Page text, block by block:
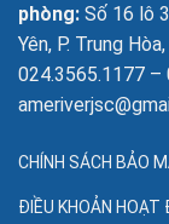
phòng: Số 16 lô
Yên, P. Trung
024.3565.1177 –
CHÍNH SÁCH BẢO
ĐIỀU KHOẢN HOẠT